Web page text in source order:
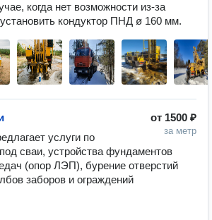
когда нет возможности из-за
от 1500 ₽
за метр
услуги по
сваи, устройства фундаментов
(опор ЛЭП), бурение отверстий
заборов и ограждений